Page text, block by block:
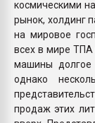
космическими
рынок, холдинг
на мировое
всех в мире ТПА
машины долгое
однако
продаж этих